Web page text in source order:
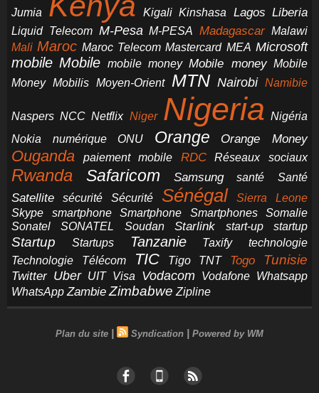
Jumia Kigali Kinshasa Lagos Liberia
Liquid Telecom M-Pesa M-PESA Madagascar Malawi
Mali Maroc Maroc Telecom Mastercard MEA Microsoft
mobile Mobile mobile money Mobile money Mobile
Money Mobilis Moyen-Orient MTN Nairobi Namibie
Naspers NCC Netflix Niger Nigeria Nigéria
Nokia
numérique ONU Orange Orange Money
Ouganda paiement mobile RDC Réseaux sociaux
Rwanda Safaricom Samsung santé Santé
Satellite sécurité Sécurité Sénégal
Sierra Leone
Skype
smartphone Smartphone Smartphones
Somalie
Sonatel
SONATEL Soudan Starlink start-up startup
Startup Startups Tanzanie Taxify
technologie
Technologie
Télécom TIC Tigo TNT Togo Tunisie
Twitter Uber UIT Visa Vodacom Vodafone Whatsapp
WhatsApp Zambie Zimbabwe Zipline
Plan du site | Syndication | Powered by WM